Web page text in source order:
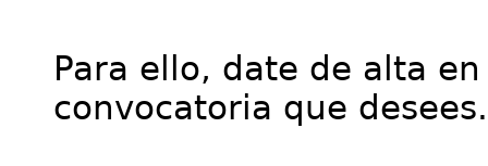
Para ello, date de alta
convocatoria que desees.